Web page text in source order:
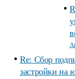
Re: Сбор
застройки на